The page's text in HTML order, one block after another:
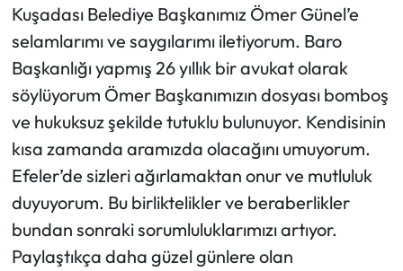
Kuşadası Belediye Başkanımız Ömer Günel’e
selamlarımı ve saygılarımı iletiyorum. Baro
Başkanlığı yapmış 26 yıllık bir avukat olarak
söylüyorum Ömer Başkanımızın dosyası bomboş
ve hukuksuz şekilde tutuklu bulunuyor. Kendisinin
kısa zamanda aramızda olacağını umuyorum.
Efeler’de sizleri ağırlamaktan onur ve mutluluk
duyuyorum. Bu birliktelikler ve beraberlikler
bundan sonraki sorumluluklarımızı artıyor.
Paylaştıkça daha güzel günlere olan